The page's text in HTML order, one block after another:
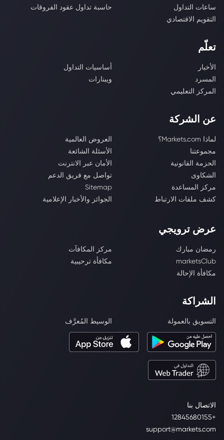
الاتصال بنا
+12845680155
support@markets.com
ساعات التداول
حاسبة تداول عقود الفروقات
التقويم الاقتصادي
تعلّم
الأخبار
أساسيات التداول
المسرد
ويبنارات
المركز التعليمي
عن الشركة
لماذا Markets.com؟
العروض العالمية
مجموعتنا
الأسئلة الشائعة
الحزمة القانونية
الأمان عبر الانترنت
الشكاوى
تواصل مع فريق الدعم
مركز المساعدة
Sitemap
كشف ملفات الارتباط
الجوائز والأخبار الإعلامية
عرض ترويجي
رمضان مبارك
مركز المكافآت
marketsClub
مكافأة ترحيبية
مكافأة الإحالة
الشراكة
التسويق بالعمولة الوسيط المُعرَّف